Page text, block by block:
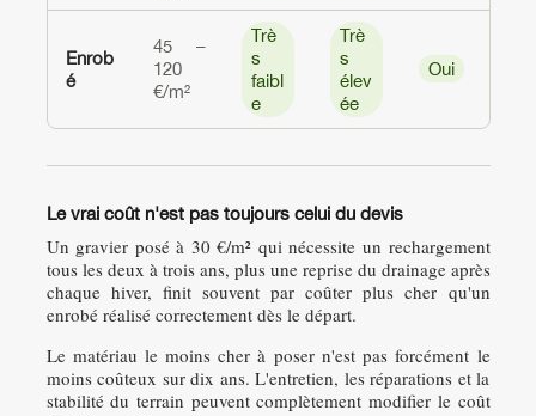
Enrob
é
45 –
120
€/m²
Trè
s
faibl
e
Trè
s
élev
ée
Oui
Le vrai coût n'est pas toujours celui du devis
Un gravier posé à 30 €/m² qui nécessite un rechargement
tous les deux à trois ans, plus une reprise du drainage après
chaque hiver, finit souvent par coûter plus cher qu'un
enrobé réalisé correctement dès le départ.
Le matériau le moins cher à poser n'est pas forcément le
moins coûteux sur dix ans. L'entretien, les réparations et la
stabilité du terrain peuvent complètement modifier le coût